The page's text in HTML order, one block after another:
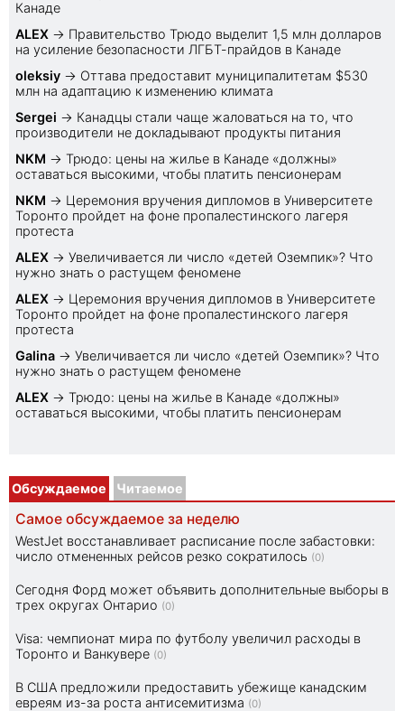
Канаде
ALEX → Правительство Трюдо выделит 1,5 млн долларов
на усиление безопасности ЛГБТ-прайдов в Канаде
oleksiy → Оттава предоставит муниципалитетам $530
млн на адаптацию к изменению климата
Sеrgei → Канадцы стали чаще жаловаться на то, что
производители не докладывают продукты питания
NKM → Трюдо: цены на жилье в Канаде «должны»
оставаться высокими, чтобы платить пенсионерам
NKM → Церемония вручения дипломов в Университете
Торонто пройдет на фоне пропалестинского лагеря
протеста
ALEX → Увеличивается ли число «детей Оземпик»? Что
нужно знать о растущем феномене
ALEX → Церемония вручения дипломов в Университете
Торонто пройдет на фоне пропалестинского лагеря
протеста
Galina → Увеличивается ли число «детей Оземпик»? Что
нужно знать о растущем феномене
ALEX → Трюдо: цены на жилье в Канаде «должны»
оставаться высокими, чтобы платить пенсионерам
Обсуждаемое Читаемое
Самое обсуждаемое за неделю
WestJet восстанавливает расписание после забастовки:
число отмененных рейсов резко сократилось (0)
Сегодня Форд может объявить дополнительные выборы в
трех округах Онтарио (0)
Visa: чемпионат мира по футболу увеличил расходы в
Торонто и Ванкувере (0)
В США предложили предоставить убежище канадским
евреям из-за роста антисемитизма (0)